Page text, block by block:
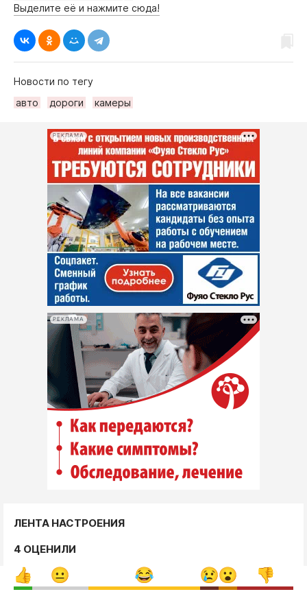
Выделите её и нажмите сюда!
Новости по тегу
авто
дороги камеры
РЕКЛАМА
РЕКЛАМА
ЛЕНТА НАСТРОЕНИЯ
4 ОЦЕНИЛИ